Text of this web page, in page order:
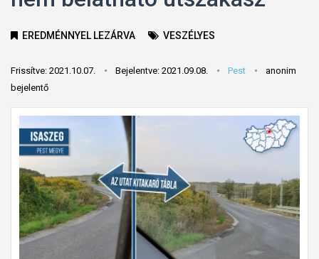
EREDMÉNNYEL LEZÁRVA VESZÉLYES
Frissítve: 2021.10.07. Bejelentve: 2021.09.08. Pest
anonim
bejelentő